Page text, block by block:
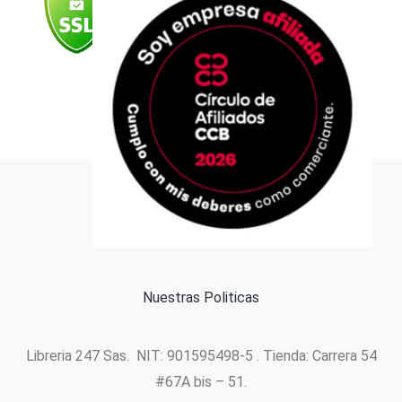
k
a
m
n
p
Formas de pago
Nuestras Politicas
Libreria 247 Sas. NIT: 901595498-5 . Tienda: Carrera 54
#67A bis – 51.